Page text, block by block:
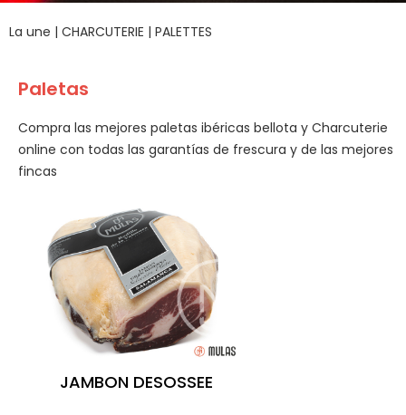
La une | CHARCUTERIE | PALETTES
Paletas
Compra las mejores paletas ibéricas bellota y Charcuterie
online con todas las garantías de frescura y de las mejores
fincas
JAMBON DESOSSEE